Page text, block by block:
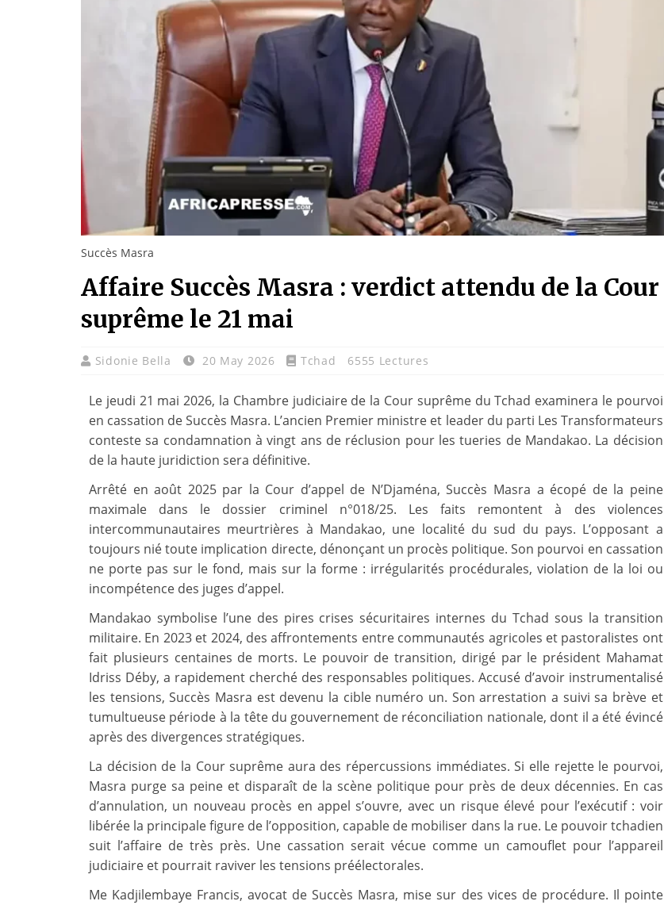
Succès Masra
Affaire Succès Masra : verdict attendu de la Cour
suprême le 21 mai
Sidonie Bella 20 May 2026 Tchad 6555 Lectures
Le jeudi 21 mai 2026, la Chambre judiciaire de la Cour suprême du Tchad examinera le pourvoi
en cassation de Succès Masra. L’ancien Premier ministre et leader du parti Les Transformateurs
conteste sa condamnation à vingt ans de réclusion pour les tueries de Mandakao. La décision
de la haute juridiction sera définitive.
Arrêté en août 2025 par la Cour d’appel de N’Djaména, Succès Masra a écopé de la peine
maximale dans le dossier criminel n°018/25. Les faits remontent à des violences
intercommunautaires meurtrières à Mandakao, une localité du sud du pays. L’opposant a
toujours nié toute implication directe, dénonçant un procès politique. Son pourvoi en cassation
ne porte pas sur le fond, mais sur la forme : irrégularités procédurales, violation de la loi ou
incompétence des juges d’appel.
Mandakao symbolise l’une des pires crises sécuritaires internes du Tchad sous la transition
militaire. En 2023 et 2024, des affrontements entre communautés agricoles et pastoralistes ont
fait plusieurs centaines de morts. Le pouvoir de transition, dirigé par le président Mahamat
Idriss Déby, a rapidement cherché des responsables politiques. Accusé d’avoir instrumentalisé
les tensions, Succès Masra est devenu la cible numéro un. Son arrestation a suivi sa brève et
tumultueuse période à la tête du gouvernement de réconciliation nationale, dont il a été évincé
après des divergences stratégiques.
La décision de la Cour suprême aura des répercussions immédiates. Si elle rejette le pourvoi,
Masra purge sa peine et disparaît de la scène politique pour près de deux décennies. En cas
d’annulation, un nouveau procès en appel s’ouvre, avec un risque élevé pour l’exécutif : voir
libérée la principale figure de l’opposition, capable de mobiliser dans la rue. Le pouvoir tchadien
suit l’affaire de très près. Une cassation serait vécue comme un camouflet pour l’appareil
judiciaire et pourrait raviver les tensions préélectorales.
Me Kadjilembaye Francis, avocat de Succès Masra, mise sur des vices de procédure. Il pointe